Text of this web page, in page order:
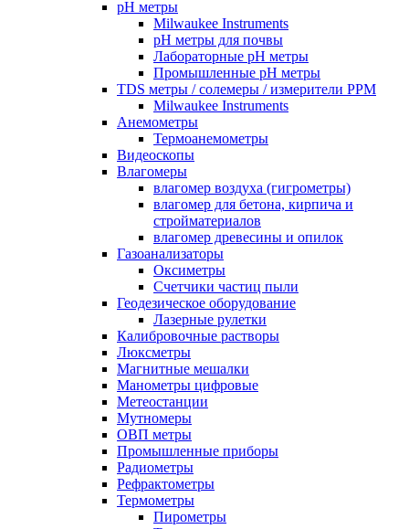
pH метры
Milwaukee Instruments
pH метры для почвы
Лабораторные pH метры
Промышленные pH метры
TDS метры / солемеры / измерители PPM
Milwaukee Instruments
Анемометры
Термоанемометры
Видеоскопы
Влагомеры
влагомер воздуха (гигрометры)
влагомер для бетона, кирпича и
стройматериалов
влагомер древесины и опилок
Газоанализаторы
Оксиметры
Счетчики частиц пыли
Геодезическое оборудование
Лазерные рулетки
Калибровочные растворы
Люксметры
Магнитные мешалки
Манометры цифровые
Метеостанции
Мутномеры
ОВП метры
Промышленные приборы
Радиометры
Рефрактометры
Термометры
Пирометры